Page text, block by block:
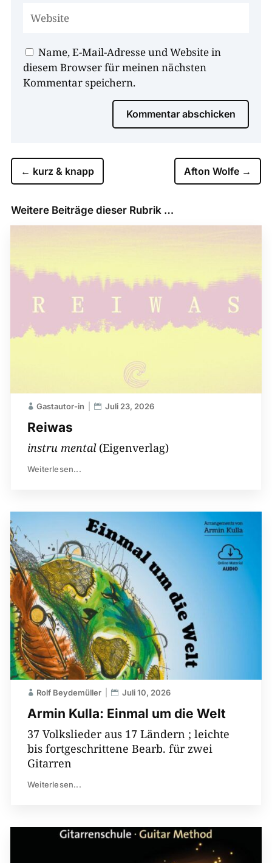
Name, E-Mail-Adresse und Website in
diesem Browser für meinen nächsten
Kommentar speichern.
Kommentar abschicken
← kurz & knapp Afton Wolfe →
Weitere Beiträge dieser Rubrik …
Reiwas
Gastautor-in Juli 23, 2026
instru mental(Eigenverlag)
Weiterlesen...
Armin Kulla: Einmal um die Welt
Rolf Beydemüller Juli 10, 2026
37 Volkslieder aus 17 Ländern ; leichte
bis fortgeschrittene Bearb. für zwei
Gitarren
Weiterlesen...